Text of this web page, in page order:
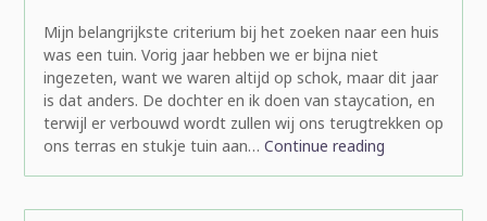
Mijn belangrijkste criterium bij het zoeken naar een huis
was een tuin. Vorig jaar hebben we er bijna niet
ingezeten, want we waren altijd op schok, maar dit jaar
is dat anders. De dochter en ik doen van staycation, en
terwijl er verbouwd wordt zullen wij ons terugtrekken op
ons terras en stukje tuin aan… Continue reading